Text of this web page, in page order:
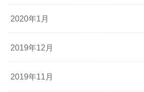
2020年1月
2019年12月
2019年11月